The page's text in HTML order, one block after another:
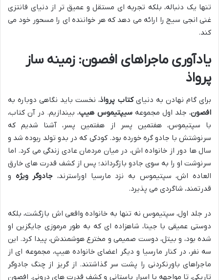
تنها یک دنباله، بلکه تجربه ای مستقل و عمیق تر از دنیای فانتزی
غنی انجی سیج را ارائه می دهد که هر خواننده ای را مسحور خود می
کند.
یادآوری ماجراهای افصون: زمینه ساز
پرواذ
برای گام نهادن به دنیایکتاب پرواذ، نخست باید نگاهی دوباره به
افصون، جلد اول مجموعهسیپتیموس هیپ، بیندازیم. در آن کتاب،
با سپتیموس، هفتمین پسر از هفتمین پسر، آشنا شدیم که
سرنوشتش با جادو گره خورده بود. کودکی که در بدو تولد ربوده شد و
سال ها دور از خانواده اش، در میان مردمان عادی زندگی می کرد. اما
سرنوشت او را به سوی جادو بازگرداند؛ پس از کشف قدرت های خارق
العاده اش، سپتیموس به نزد مارسیا اوراسترند، جادوگر ویژه و
قدرتمند، شاگردی می پذیرد.
در جلد اول، سپتیموس نه تنها به خانواده واقعی اش بازگشت، بلکه
دوستی عمیقی با جینا، شاهزاده ای که به طور مرموزی جایگزین او
شده بود، و بیتل، دوست صمیمی و مخترع هوشمندش، پیدا کرد. این
سه نفر، در کنار مارسیا و دیگر اعضای خانواده هیپ، مجموعه ای از
ماجراهای باورنکردنی را پشت سر گذاشتند. از گریز از چنگ جادوگر
تاریکی، تا مواجهه با اسرار باستانی و کشف قدرت های درونی. افصون